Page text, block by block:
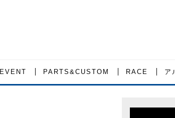
EVENT PARTS&CUSTOM RACE ア